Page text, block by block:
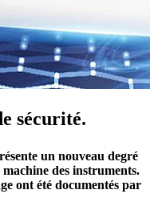
sécurité.
un nouveau degré
des instruments.
ont été documentés par